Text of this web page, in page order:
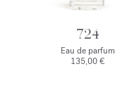
724
Eau de parfum
135,00 €